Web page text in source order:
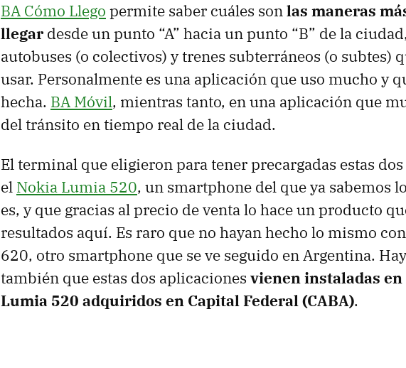
BA Cómo Llego permite saber cuáles sonlas maneras
llegar desde un punto “A” hacia un punto “B” de la
autobuses (o colectivos) y trenes subterráneos (o subtes)
usar. Personalmente es una aplicación que uso mucho y
hecha. BA Móvil, mientras tanto, en una aplicación que
del tránsito en tiempo real de la ciudad.
El terminal que eligieron para tener precargadas estas
el Nokia Lumia 520, un smartphone del que ya sabemos
es, y que gracias al precio de venta lo hace un producto
resultados aquí. Es raro que no hayan hecho lo mismo
620, otro smartphone que se ve seguido en Argentina.
también que estas dos aplicaciones vienen instaladas
Lumia 520 adquiridos en Capital Federal (CABA).